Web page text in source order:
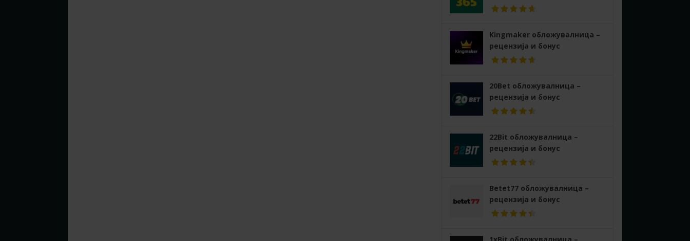
Kingmaker обложувалница –
рецензија и бонус
20Bet обложувалница –
рецензија и бонус
22Bit обложувалница –
рецензија и бонус
Betet77 обложувалница –
рецензија и бонус